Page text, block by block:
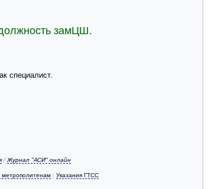
замЦШ.
специалист.
/Журнал "АСИ" онлайн
метрополитенам | Указания ГТСС